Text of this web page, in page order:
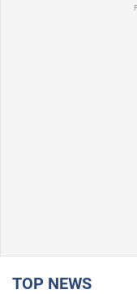
TOP NEWS